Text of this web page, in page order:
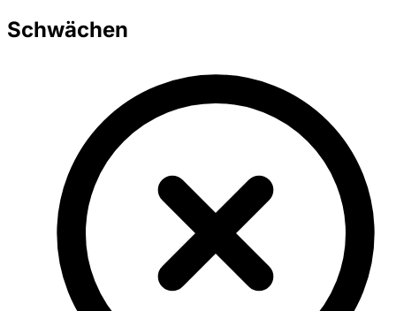
Schwächen